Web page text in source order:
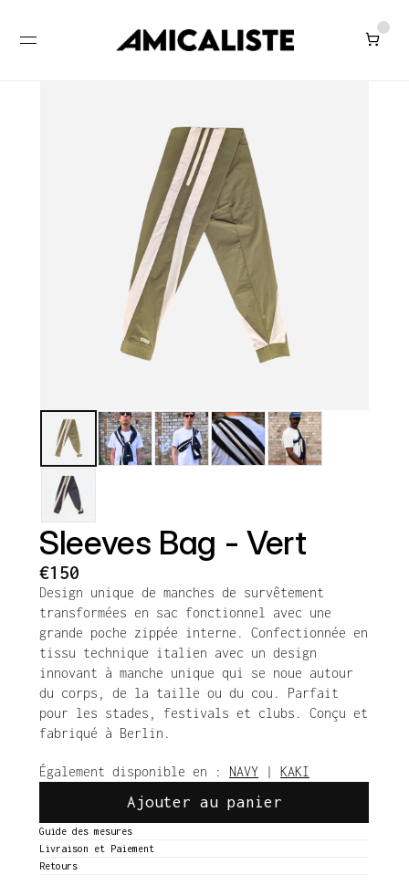
Sleeves Bag - Vert
€150
Design unique de manches de survêtement
transformées en sac fonctionnel avec une
grande poche zippée interne. Confectionnée en
tissu technique italien avec un design
innovant à manche unique qui se noue autour
du corps, de la taille ou du cou. Parfait
pour les stades, festivals et clubs. Conçu et
fabriqué à Berlin.
Également disponible en : NAVY | KAKI
Ajouter au panier
Guide des mesures
Livraison et Paiement
Retours